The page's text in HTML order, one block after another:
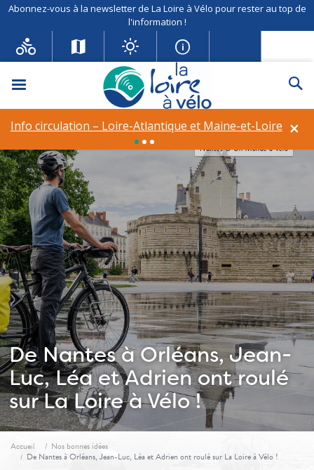
Abonnez-vous à la newsletter de La Loire à Vélo pour rester au top de
l'information !
Menu
×
Info circulation – Loire-Atlantique et Maine-et-Loire
De Nantes à Orléans, Jean-
Luc, Léa et Adrien ont roulé
sur La Loire à Vélo !
Nantes © Un Monde à Vélo
Fil d'ariane
Accueil
Nos bonnes idées
De Nantes à Orléans, Jean-Luc, Léa et Adrien ont roulé sur La Loire à Vélo !